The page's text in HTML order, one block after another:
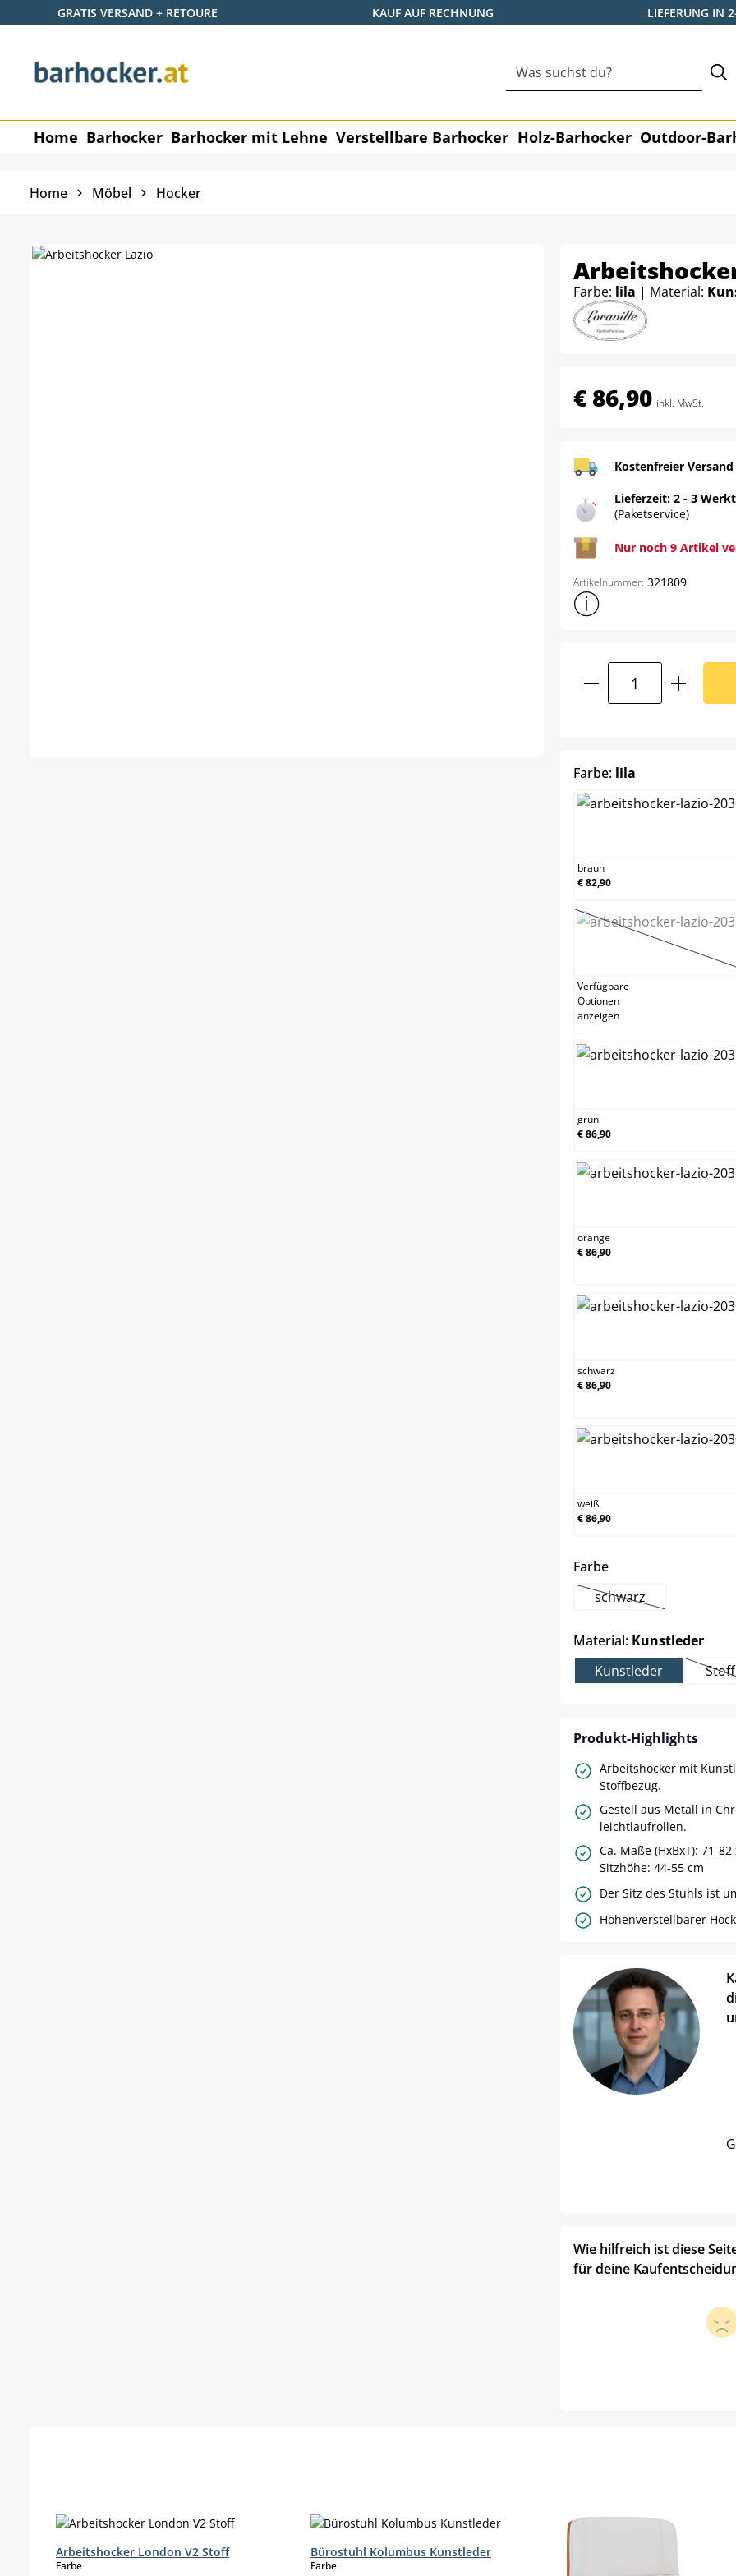
Hauptinhalt springen
Zur Suche springen
Zur Hauptnavigation springen
GRATIS VERSAND + RETOURE KAUF AUF RECHNUNG LIEFERUNG IN
Home Barhocker Barhocker mit Lehne Verstellbare Barhocker Holz-Barhocker Outdoor-
Home Möbel Hocker
Farbe: lila | Material:
€ 86,90 inkl. MwSt.
Kostenfreier
Lieferzeit: 2 - 3
(Paketservice)
Nur noch 9 Artikel
Artikelnummer: 321809
Weitere
Produkt Anzahl:
Farbe: lila
braun
€ 82,90
dunkelgrau
(Diese
Verfügbare
Optionen
anzeigen
grün
€ 86,90
orange
€ 86,90
schwarz
€ 86,90
weiß
€ 86,90
Farbeauswählen
schwarz(Diese Option ist
Material: Kunstleder
Kunstleder
Stoff
Produkt-Highlights
Arbeitshocker mit
Stoffbezug.
Gestell aus Metall in
leichtlaufrollen.
Ca. Maße (HxBxT): 71-
Sitzhöhe: 44-55 cm
Der Sitz des Stuhls ist
Höhenverstellbarer
Wie hilfreich ist diese
für deine
Arbeitshocker London V2 Stoff
Farbeauswählen
Bürostuhl Kolumbus Kunstleder
Farbeauswählen